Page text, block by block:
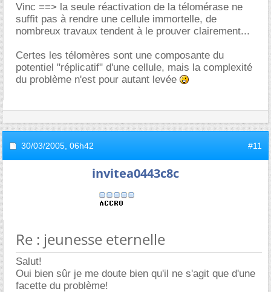
Vinc ==> la seule réactivation de la télomérase ne
suffit pas à rendre une cellule immortelle, de
nombreux travaux tendent à le prouver clairement...
Certes les télomères sont une composante du
potentiel "réplicatif" d'une cellule, mais la complexité
du problème n'est pour autant levée
30/03/2005, 06h42 #11
invitea0443c8c
Re : jeunesse eternelle
Salut!
Oui bien sûr je me doute bien qu'il ne s'agit que d'une
facette du problème!